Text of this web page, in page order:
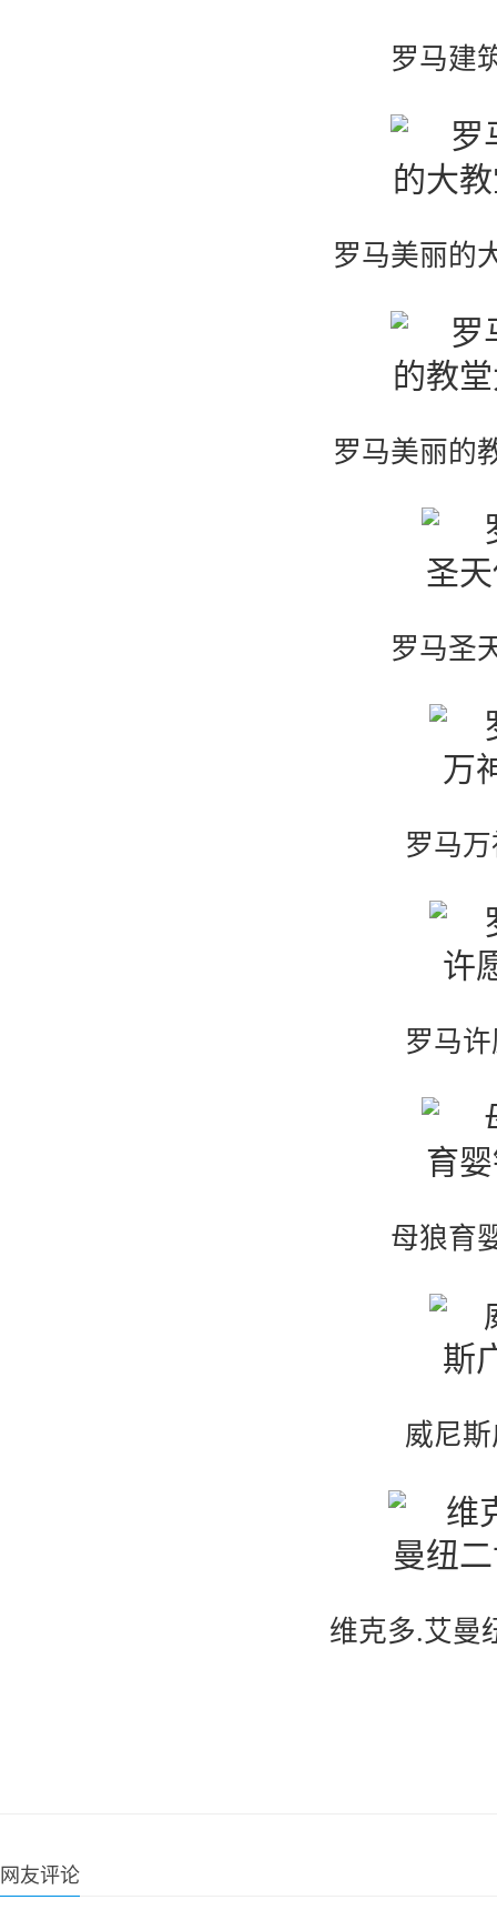
罗马建
罗马美丽的
罗马美丽的
罗马圣
罗马
罗马
母狼育
威尼
维克多.艾曼
网友评论